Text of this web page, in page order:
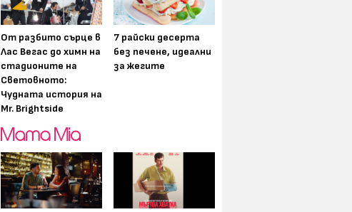
От разбито сърце в
Лас Вегас до химн на
стадионите на
Световното:
Чудната история на
Mr. Brightside
7 райски десерта
без печене, идеални
за жегите